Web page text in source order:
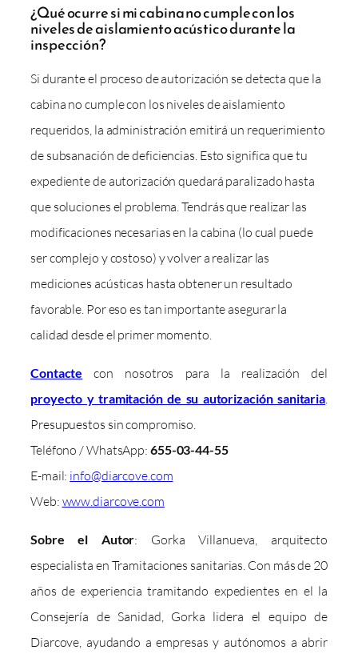
¿Qué ocurre si mi cabina no cumple con los
niveles de aislamiento acústico durante la
inspección?
Si durante el proceso de autorización se detecta que la
cabina no cumple con los niveles de aislamiento
requeridos, la administración emitirá un requerimiento
de subsanación de deficiencias. Esto significa que tu
expediente de autorización quedará paralizado hasta
que soluciones el problema. Tendrás que realizar las
modificaciones necesarias en la cabina (lo cual puede
ser complejo y costoso) y volver a realizar las
mediciones acústicas hasta obtener un resultado
favorable. Por eso es tan importante asegurar la
calidad desde el primer momento.
Contacte con nosotros para la realización del
proyecto y tramitación de su autorización sanitaria
Presupuestos sin compromiso.
Teléfono / WhatsApp: 655-03-44-55
E-mail: info@diarcove.com
Web: www.diarcove.com
Sobre el Autor: Gorka Villanueva, arquitecto
especialista en Tramitaciones sanitarias. Con más de 20
años de experiencia tramitando expedientes en el la
Consejería de Sanidad, Gorka lidera el equipo de
Diarcove, ayudando a empresas y autónomos a abrir